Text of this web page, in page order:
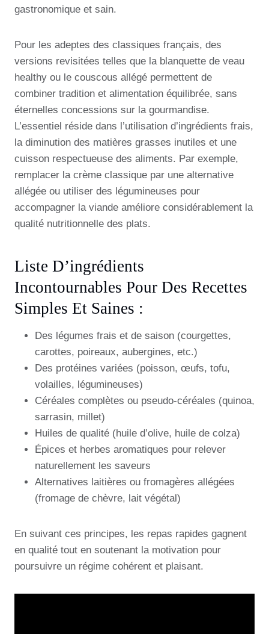
gastronomique et sain.
Pour les adeptes des classiques français, des
versions revisitées telles que la blanquette de veau
healthy ou le couscous allégé permettent de
combiner tradition et alimentation équilibrée, sans
éternelles concessions sur la gourmandise.
L’essentiel réside dans l’utilisation d’ingrédients frais,
la diminution des matières grasses inutiles et une
cuisson respectueuse des aliments. Par exemple,
remplacer la crème classique par une alternative
allégée ou utiliser des légumineuses pour
accompagner la viande améliore considérablement la
qualité nutritionnelle des plats.
Liste D’ingrédients
Incontournables Pour Des Recettes
Simples Et Saines :
Des légumes frais et de saison (courgettes,
carottes, poireaux, aubergines, etc.)
Des protéines variées (poisson, œufs, tofu,
volailles, légumineuses)
Céréales complètes ou pseudo-céréales (quinoa,
sarrasin, millet)
Huiles de qualité (huile d’olive, huile de colza)
Épices et herbes aromatiques pour relever
naturellement les saveurs
Alternatives laitières ou fromagères allégées
(fromage de chèvre, lait végétal)
En suivant ces principes, les repas rapides gagnent
en qualité tout en soutenant la motivation pour
poursuivre un régime cohérent et plaisant.